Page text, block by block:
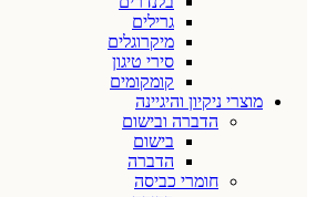
גרילים
מיקרוגלים
סירי טיגון
קומקומים
מוצרי ניקיון והיגיינה
הדברה ובישום
בישום
הדברה
חומרי כביסה